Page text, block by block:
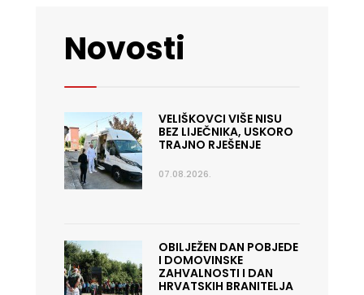
Novosti
VELIŠKOVCI VIŠE NISU
BEZ LIJEČNIKA, USKORO
TRAJNO RJEŠENJE
07.08.2026.
OBILJEŽEN DAN POBJEDE
I DOMOVINSKE
ZAHVALNOSTI I DAN
HRVATSKIH BRANITELJA